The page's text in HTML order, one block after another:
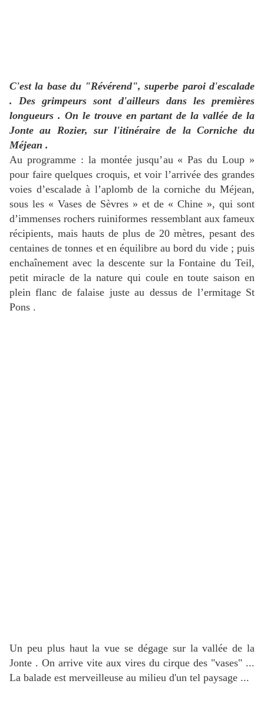
C'est la base du "Révérend", superbe paroi d'escalade
. Des grimpeurs sont d'ailleurs dans les premières
longueurs . On le trouve en partant de la vallée de la
Jonte au Rozier, sur l'itinéraire de la Corniche du
Méjean .
Au programme : la montée jusqu’au « Pas du Loup »
pour faire quelques croquis, et voir l’arrivée des grandes
voies d’escalade à l’aplomb de la corniche du Méjean,
sous les « Vases de Sèvres » et de « Chine », qui sont
d’immenses rochers ruiniformes ressemblant aux fameux
récipients, mais hauts de plus de 20 mètres, pesant des
centaines de tonnes et en équilibre au bord du vide ; puis
enchaînement avec la descente sur la Fontaine du Teil,
petit miracle de la nature qui coule en toute saison en
plein flanc de falaise juste au dessus de l’ermitage St
Pons .
Un peu plus haut la vue se dégage sur la vallée de la
Jonte . On arrive vite aux vires du cirque des "vases" ...
La balade est merveilleuse au milieu d'un tel paysage ...